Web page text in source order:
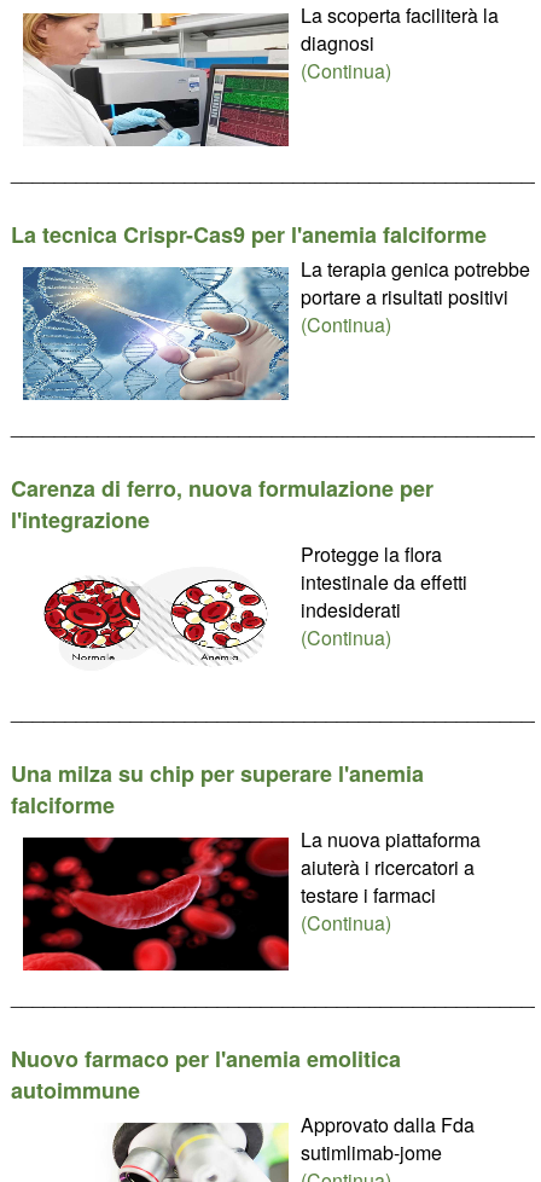
La scoperta faciliterà la
diagnosi
(Continua)
La tecnica Crispr-Cas9 per l'anemia falciforme
La terapia genica potrebbe
portare a risultati positivi
(Continua)
Carenza di ferro, nuova formulazione per
l'integrazione
Protegge la flora
intestinale da effetti
indesiderati
(Continua)
Una milza su chip per superare l'anemia
falciforme
La nuova piattaforma
aiuterà i ricercatori a
testare i farmaci
(Continua)
Nuovo farmaco per l'anemia emolitica
autoimmune
Approvato dalla Fda
sutimlimab-jome